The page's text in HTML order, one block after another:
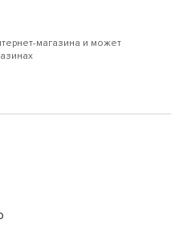
магазина и может